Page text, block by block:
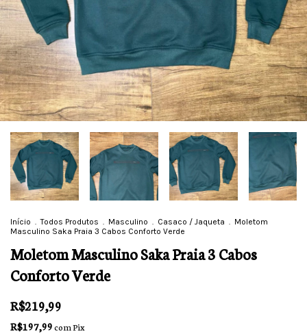
Início . Todos Produtos . Masculino . Casaco / Jaqueta . Moletom
Masculino Saka Praia 3 Cabos Conforto Verde
Moletom Masculino Saka Praia 3 Cabos
Conforto Verde
R$219,99
R$197,99comPix